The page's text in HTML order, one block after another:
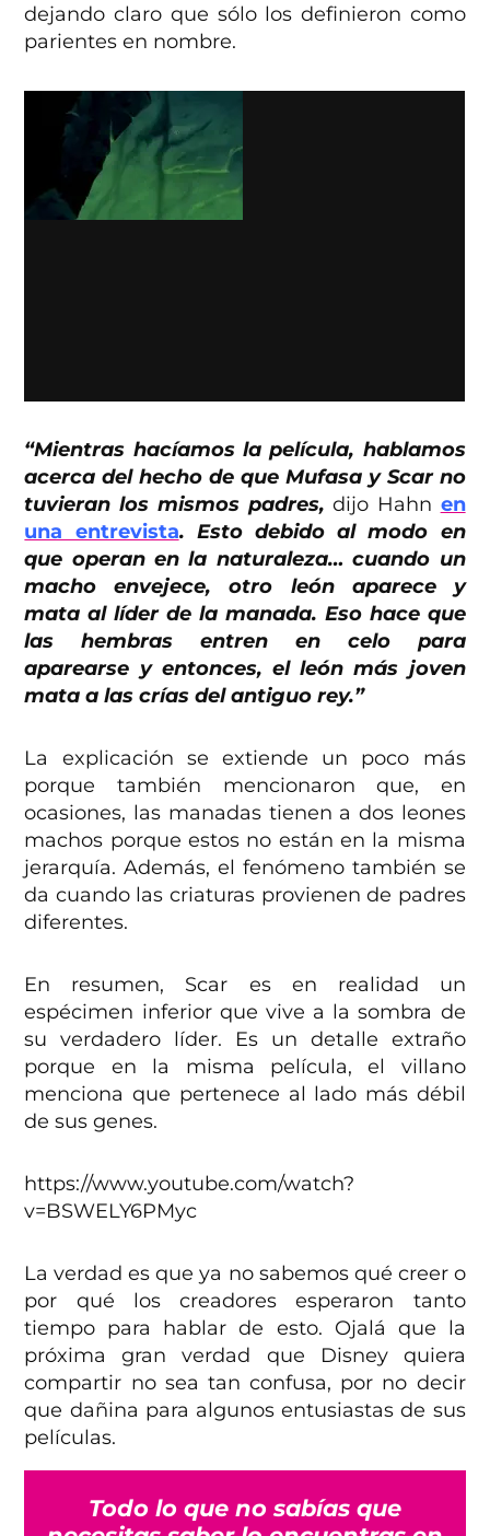
dejando claro que sólo los definieron como
parientes en nombre.
“Mientras hacíamos la película, hablamos
acerca del hecho de que Mufasa y Scar no
tuvieran los mismos padres,dijo Hahn en
una entrevista. Esto debido al modo en
que operan en la naturaleza… cuando un
macho envejece, otro león aparece y
mata al líder de la manada. Eso hace que
las hembras entren en celo para
aparearse y entonces, el león más joven
mata a las crías del antiguo rey.”
La explicación se extiende un poco más
porque también mencionaron que, en
ocasiones, las manadas tienen a dos leones
machos porque estos no están en la misma
jerarquía. Además, el fenómeno también se
da cuando las criaturas provienen de padres
diferentes.
En resumen, Scar es en realidad un
espécimen inferior que vive a la sombra de
su verdadero líder. Es un detalle extraño
porque en la misma película, el villano
menciona que pertenece al lado más débil
de sus genes.
https://www.youtube.com/watch?
v=BSWELY6PMyc
La verdad es que ya no sabemos qué creer o
por qué los creadores esperaron tanto
tiempo para hablar de esto. Ojalá que la
próxima gran verdad que Disney quiera
compartir no sea tan confusa, por no decir
que dañina para algunos entusiastas de sus
películas.
Todo lo que no sabías que